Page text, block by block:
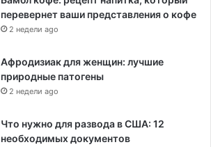
перевернет ваши представления о кофе
2 недели ago
Афродизиак для женщин: лучшие
природные патогены
2 недели ago
Что нужно для развода в США: 12
необходимых документов